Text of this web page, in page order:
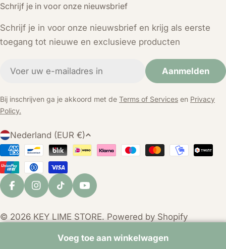
Schrijf je in voor onze nieuwsbrief
Schrijf je in voor onze nieuwsbrief en krijg als eerste
toegang tot nieuwe en exclusieve producten
Aanmelden
Bij inschrijven ga je akkoord met de Terms of Services en Privacy
Policy.
L
a
n
d
/
e
g
Nederland (EUR €)
Betaalmethoden
FacebookInstagram
TikTokYouTube
© 2026 KEY LIME STORE. Powered by Shopify
Voeg toe aan winkelwagen